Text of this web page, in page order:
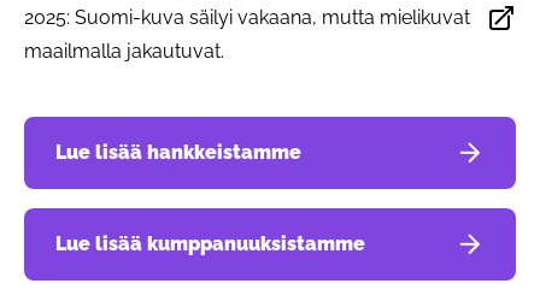
2025: Suomi-kuva säilyi vakaana, mutta mielikuvat
maailmalla jakautuvat.
Avautuu uudessa välilehdessä
Lue lisää hankkeistamme
Lue lisää kumppanuuksistamme